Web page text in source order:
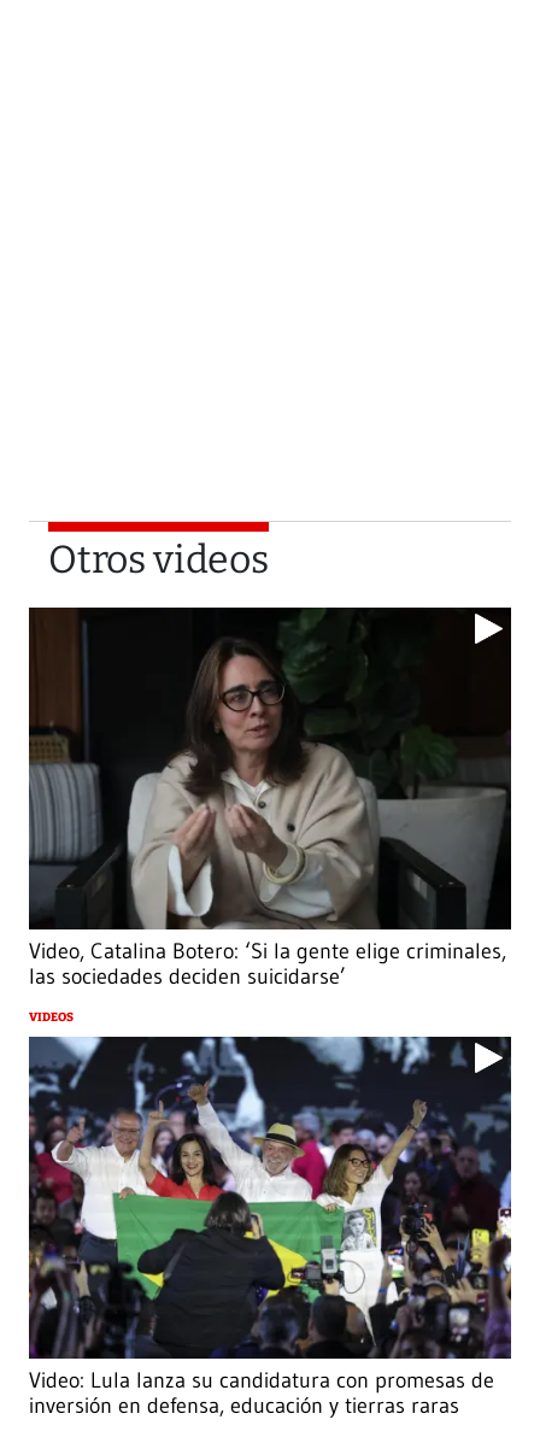
Otros videos
Video, Catalina Botero: ‘Si la gente elige criminales,
las sociedades deciden suicidarse’
VIDEOS
Video: Lula lanza su candidatura con promesas de
inversión en defensa, educación y tierras raras